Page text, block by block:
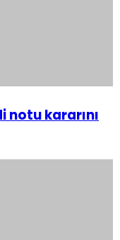
notu kararını